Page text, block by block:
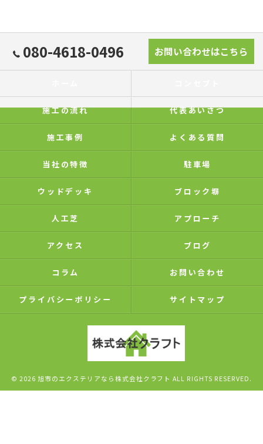
080-4618-0496 お問い合わせはこちら
施工の流れ 代表あいさつ
施工事例 よくある質問
当社の特徴 駐車場
ウッドデッキ ブロック塀
人工芝 アプローチ
アクセス ブログ
コラム お問い合わせ
プライバシーポリシー サイトマップ
© 2026 旭市のエクステリアなら株式会社クラフト ALL RIGHTS RESERVED.